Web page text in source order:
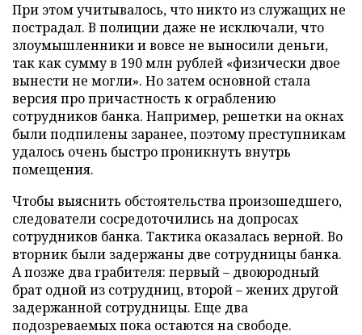
При этом учитывалось, что никто из служащих не
пострадал. В полиции даже не исключали, что
злоумышленники и вовсе не выносили деньги,
так как сумму в 190 млн рублей «физически двое
вынести не могли». Но затем основной стала
версия про причастность к ограблению
сотрудников банка. Например, решетки на окнах
были подпилены заранее, поэтому преступникам
удалось очень быстро проникнуть внутрь
помещения.
Чтобы выяснить обстоятельства произошедшего,
следователи сосредоточились на допросах
сотрудников банка. Тактика оказалась верной. Во
вторник были задержаны две сотрудницы банка.
А позже два грабителя: первый – двоюродный
брат одной из сотрудниц, второй – жених другой
задержанной сотрудницы. Еще два
подозреваемых пока остаются на свободе.